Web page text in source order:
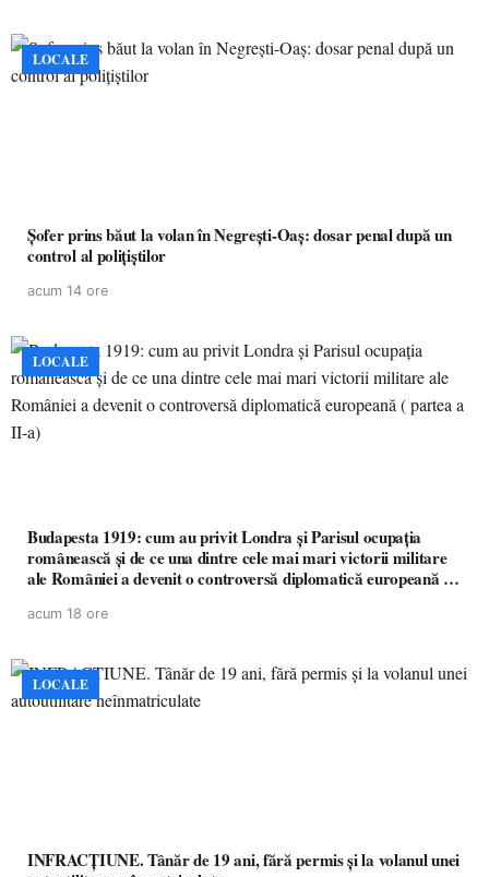
LOCALE
Șofer prins băut la volan în Negrești-Oaș: dosar penal după un
control al polițiștilor
acum 14 ore
LOCALE
Budapesta 1919: cum au privit Londra și Parisul ocupația
românească și de ce una dintre cele mai mari victorii militare
ale României a devenit o controversă diplomatică europeană (
acum 18 ore
LOCALE
INFRACȚIUNE. Tânăr de 19 ani, fără permis și la volanul unei